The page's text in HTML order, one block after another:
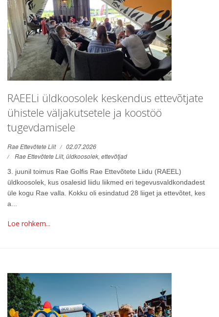
RAEELi üldkoosolek keskendus ettevõtjate
ühistele väljakutsetele ja koostöö
tugevdamisele
Rae Ettevõtete Liit
02.07.2026
Rae Ettevõtete Liit, üldkoosolek, ettevõtjad
3. juunil toimus Rae Golfis Rae Ettevõtete Liidu (RAEEL)
üldkoosolek, kus osalesid liidu liikmed eri tegevusvaldkondadest
üle kogu Rae valla. Kokku oli esindatud 28 liiget ja ettevõtet, kes
a...
Loe rohkem...